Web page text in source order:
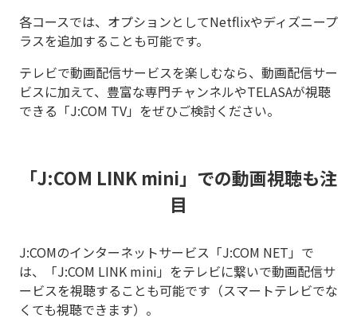
各コースでは、オプションとしてNetflixやディズニープ
ラスを追加することも可能です。
テレビで動画配信サービスを楽しむなら、動画配信サー
ビスに加えて、豊富な専門チャンネルやTELASAが視聴
できる「J:COM TV」をぜひご検討ください。
「J:COM LINK mini」での動画視聴も注
目
J:COMのインターネットサービス「J:COM NET」で
は、「J:COM LINK mini」をテレビに繋いで動画配信サ
ービスを視聴することも可能です（スマートテレビでな
くても視聴できます）。